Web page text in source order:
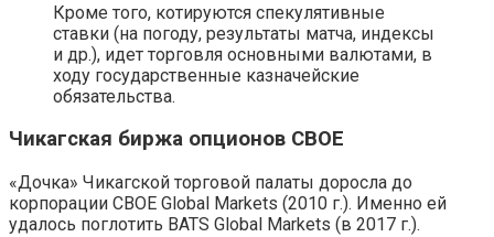
Кроме того, котируются спекулятивные
ставки (на погоду, результаты матча, индексы
и др.), идет торговля основными валютами, в
ходу государственные казначейские
обязательства.
Чикагская биржа опционов CBOE
«Дочка» Чикагской торговой палаты доросла до
корпорации CBOE Global Markets (2010 г.). Именно ей
удалось поглотить BATS Global Markets (в 2017 г.).